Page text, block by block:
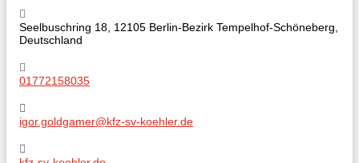
Seelbuschring 18, 12105 Berlin-Bezirk Tempelhof-Schöneberg,
Deutschland
01772158035
igor.goldgamer@kfz-sv-koehler.de